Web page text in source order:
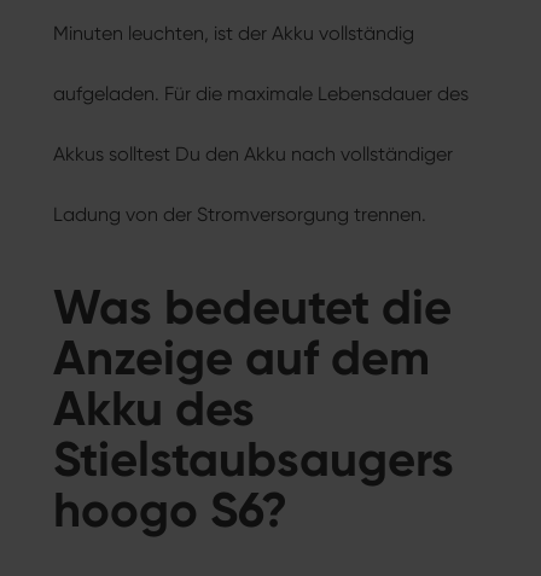
Minuten leuchten, ist der Akku vollständig
aufgeladen. Für die maximale Lebensdauer des
Akkus solltest Du den Akku nach vollständiger
Ladung von der Stromversorgung trennen.
Was bedeutet die
Anzeige auf dem
Akku des
Stielstaubsaugers
hoogo S6?